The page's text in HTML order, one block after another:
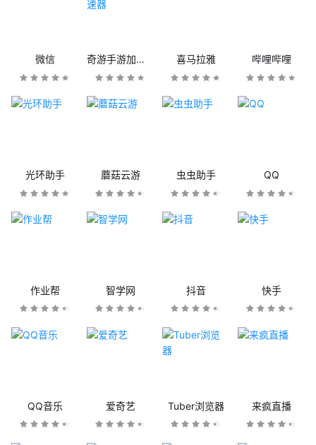
微信 奇游手游加速器 喜马拉雅 哔哩哔哩
光环助手 蘑菇云游 虫虫助手 QQ
作业帮 智学网 抖音 快手
QQ音乐 爱奇艺 Tuber浏览器 来疯直播